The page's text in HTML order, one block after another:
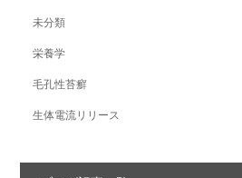
未分類
栄養学
毛孔性苔癬
生体電流リリース